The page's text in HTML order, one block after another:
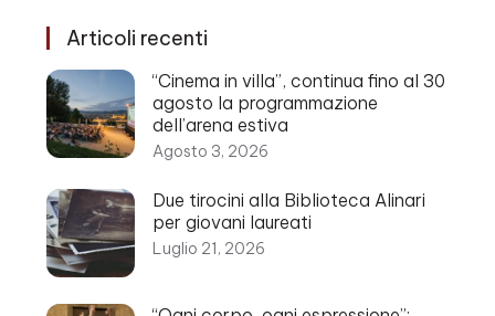
Articoli recenti
“Cinema in villa”, continua fino al 30
agosto la programmazione
dell’arena estiva
Agosto 3, 2026
Due tirocini alla Biblioteca Alinari
per giovani laureati
Luglio 21, 2026